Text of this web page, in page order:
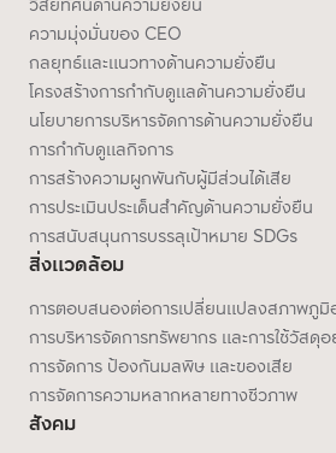
วิสัยทัศน์ด้านความยั่งยืน
ความมุ่งมั่นของ CEO
กลยุทธ์และแนวทางด้านความยั่งยืน
โครงสร้างการกำกับดูแลด้านความยั่งยืน
นโยบายการบริหารจัดการด้านความยั่งยืน
การกำกับดูแลกิจการ
การสร้างความผูกพันกับผู้มีส่วนได้เสีย
การประเมินประเด็นสำคัญด้านความยั่งยืน
การสนับสนุนการบรรลุเป้าหมาย SDGs
สิ่งแวดล้อม
การตอบสนองต่อการเปลี่ยนแปลงสภาพภูมิ
การบริหารจัดการทรัพยากร และการใช้วัสดุ
การจัดการ ป้องกันมลพิษ และของเสีย
การจัดการความหลากหลายทางชีวภาพ
สังคม